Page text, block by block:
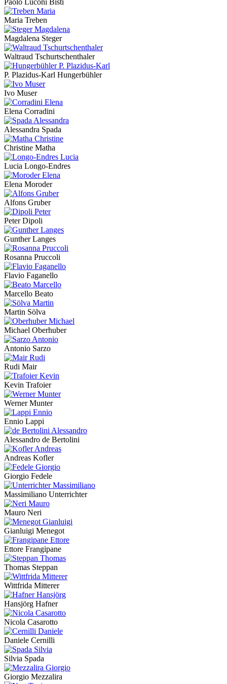
Maria Treben
Magdalena Steger
Waltraud Tschurtschenthaler
P. Plazidus-Karl Hungerbühler
Ivo Muser
Elena Corradini
Alessandra Spada
Christine Matha
Lucia Longo-Endres
Elena Moroder
Alfons Gruber
Peter Dipoli
Gunther Langes
Rosanna Pruccoli
Flavio Faganello
Marcello Beato
Martin Sölva
Michael Oberhuber
Antonio Sarzo
Rudi Mair
Kevin Trafoier
Werner Munter
Ennio Lappi
Alessandro de Bertolini
Andreas Kofler
Giorgio Fedele
Massimiliano Unterrichter
Mauro Neri
Gianluigi Menegot
Ettore Frangipane
Thomas Steppan
Wittfrida Mitterer
Hansjörg Hafner
Nicola Casarotto
Daniele Cernilli
Silvia Spada
Giorgio Mezzalira